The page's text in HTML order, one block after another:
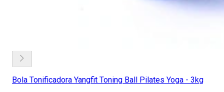
Bola Tonificadora Yangfit Toning Ball Pilates Yoga - 3kg